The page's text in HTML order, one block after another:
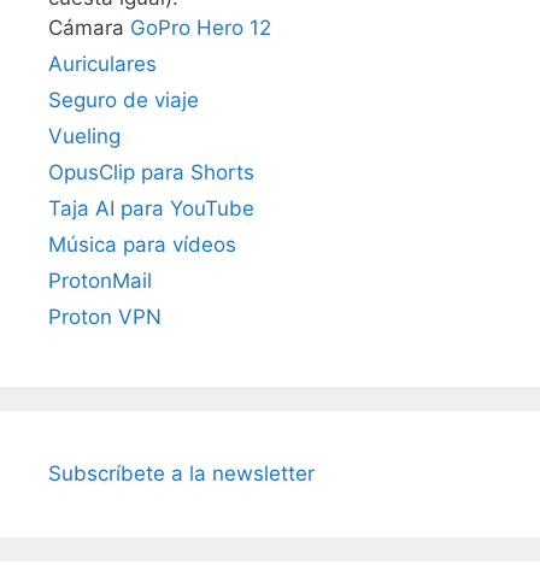
Cámara GoPro Hero 12
Auriculares
Seguro de viaje
Vueling
OpusClip para Shorts
Taja AI para YouTube
Música para vídeos
ProtonMail
Proton VPN
Subscríbete a la newsletter